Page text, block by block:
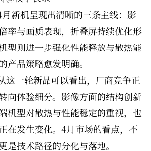
新机呈现出清晰的三条主线：影
率与画质表现，折叠屏持续优化形
型则进一步强化性能释放与散热能
产品策略愈发明确。
这一轮新品可以看出，厂商竞争正
向体验细分。影像方面的结构创新
机型对散热与性能稳定的重视，也
在发生变化。4月市场的看点，不
是技术路径的分化与落地。